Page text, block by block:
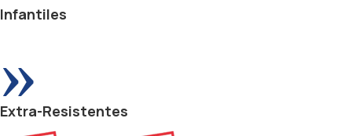
Infantiles
»
Extra-Resistentes